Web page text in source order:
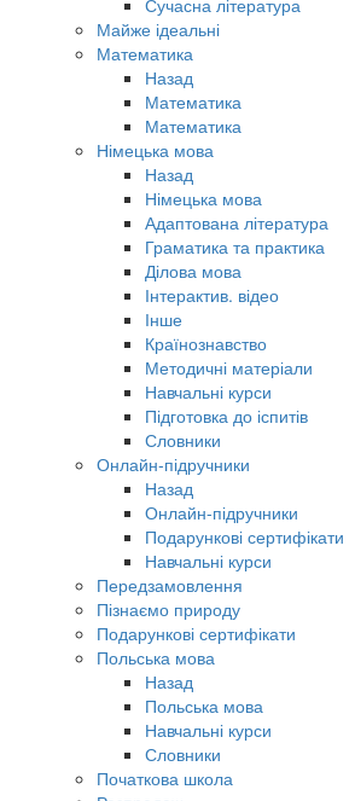
Сучасна література
Майже ідеальні
Математика
Назад
Математика
Математика
Німецька мова
Назад
Німецька мова
Адаптована література
Граматика та практика
Ділова мова
Інтерактив. відео
Інше
Країнознавство
Методичні матеріали
Навчальні курси
Підготовка до іспитів
Словники
Онлайн-підручники
Назад
Онлайн-підручники
Подарункові сертифікати
Навчальні курси
Передзамовлення
Пізнаємо природу
Подарункові сертифікати
Польська мова
Назад
Польська мова
Навчальні курси
Словники
Початкова школа